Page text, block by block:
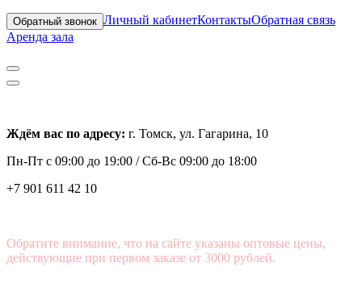
Обратный звонок Личный кабинетКонтактыОбратная связь
Аренда зала
Ждём вас по адресу: г. Томск, ул. Гагарина, 10
Пн-Пт с 09:00 до 19:00 /Сб-Вс 09:00 до 18:00
+7 901 611 42 10
Обратите внимание, что на сайте указаны оптовые цены,
действующие при первом заказе от 3000 рублей.